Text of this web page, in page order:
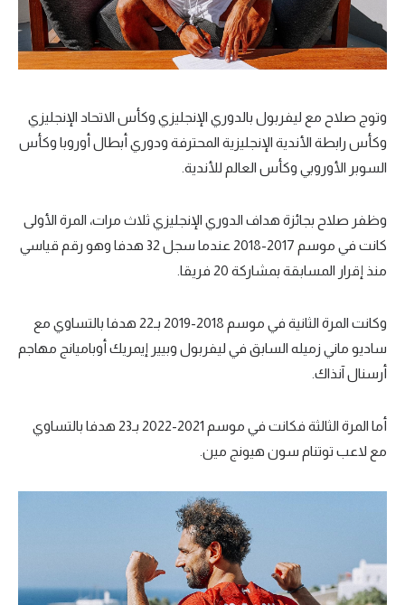
وتوج صلاح مع ليفربول بالدوري الإنجليزي وكأس الاتحاد الإنجليزي
وكأس رابطة الأندية الإنجليزية المحترفة ودوري أبطال أوروبا وكأس
السوبر الأوروبي وكأس العالم للأندية.
وظفر صلاح بجائزة هداف الدوري الإنجليزي ثلاث مرات، المرة الأولى
كانت في موسم 2017-2018 عندما سجل 32 هدفا وهو رقم قياسي
منذ إقرار المسابقة بمشاركة 20 فريقا.
وكانت المرة الثانية في موسم 2018-2019 بـ22 هدفا بالتساوي مع
ساديو ماني زميله السابق في ليفربول وبيير إيمريك أوباميانج مهاجم
أرسنال آنذاك.
أما المرة الثالثة فكانت في موسم 2021-2022 بـ23 هدفا بالتساوي
مع لاعب توتنام سون هيونج مين.